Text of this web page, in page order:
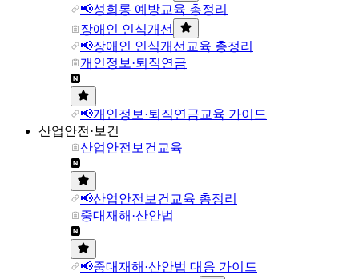
📢성희롱 예방교육 총정리
장애인 인식개선
📢장애인 인식개선교육 총정리
개인정보·퇴직연금
📢개인정보·퇴직연금교육 가이드
산업안전·보건
산업안전보건교육
📢산업안전보건교육 총정리
중대재해·산안법
📢중대재해·산안법 대응 가이드